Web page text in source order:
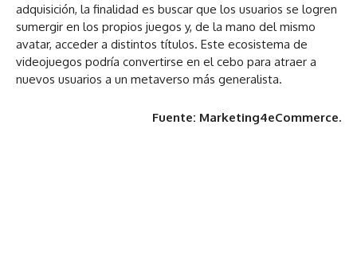
adquisición, la finalidad es buscar que los usuarios se logren
sumergir en los propios juegos y, de la mano del mismo
avatar, acceder a distintos títulos. Este ecosistema de
videojuegos podría convertirse en el cebo para atraer a
nuevos usuarios a un metaverso más generalista.
Fuente: Marketing4eCommerce.